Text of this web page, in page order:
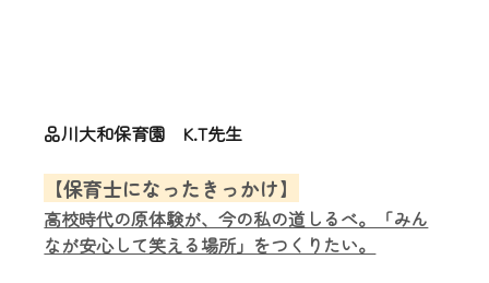
品川大和保育園　K.T先生
【保育士になったきっかけ】
高校時代の原体験が、今の私の道しるべ。「みん
なが安心して笑える場所」をつくりたい。